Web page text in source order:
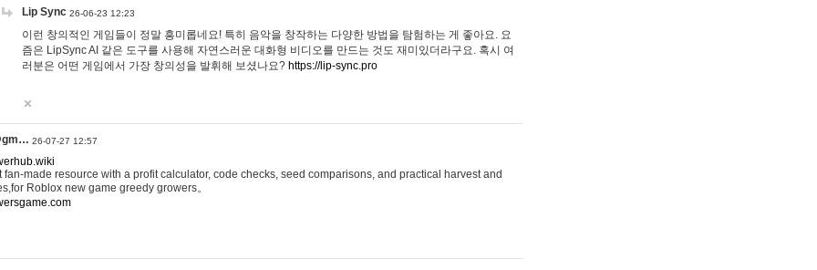
Lip Sync 26-06-23 12:23
이런 창의적인 게임들이 정말 흥미롭네요! 특히 음악을 창작하는 다양한 방법을 탐험하는 게 좋아요. 요
즘은 LipSync AI 같은 도구를 사용해 자연스러운 대화형 비디오를 만드는 것도 재미있더라구요. 혹시 여
러분은 어떤 게임에서 가장 창의성을 발휘해 보셨나요? https://lip-sync.pro
26-07-27 12:57
made resource with a profit calculator, code checks, seed comparisons, and practical harvest and
Roblox new game greedy growers。